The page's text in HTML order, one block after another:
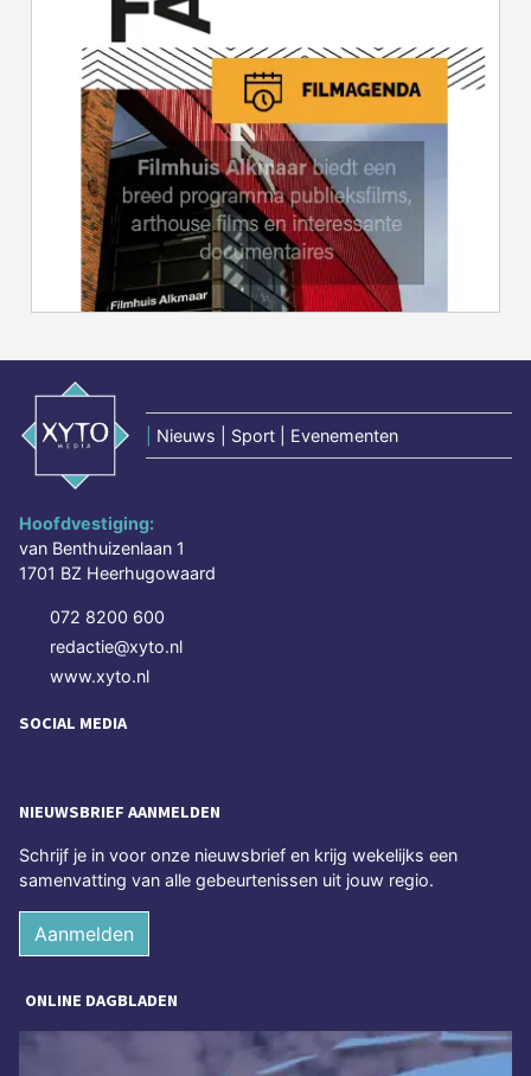
Nieuws | Sport | Evenementen
Hoofdvestiging:
van Benthuizenlaan 1
1701 BZ Heerhugowaard
072 8200 600
redactie@xyto.nl
www.xyto.nl
SOCIAL MEDIA
NIEUWSBRIEF AANMELDEN
Schrijf je in voor onze nieuwsbrief en krijg wekelijks een
samenvatting van alle gebeurtenissen uit jouw regio.
Aanmelden
ONLINE DAGBLADEN